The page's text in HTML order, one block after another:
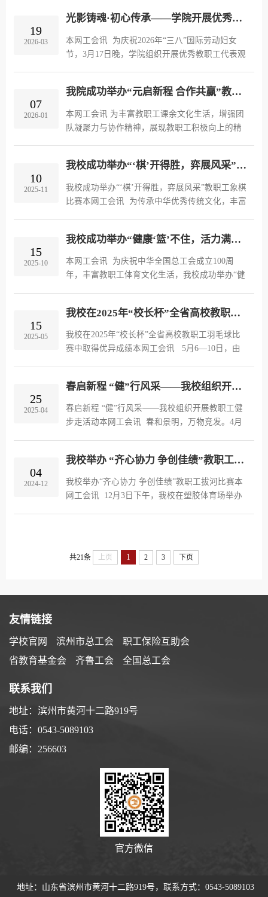
长坤及全院300余名教职工踊...
19
2026-03
光影铸魂·初心传承——学院开展优秀教职工观影活动
本网工会讯 为庆祝2026年“三八”国际劳动妇女
节，3月17日晚，学院组织开展优秀教职工代表观
节日关怀中凝聚奋进力量。《...
07
2026-01
我院成功举办“元启新程 合作共赢”教职工拔河比赛
本网工会讯 为丰富教职工课余文化生活，增强团
队凝聚力与协作精神，展现教职工积极向上的精
赛吸引了来自各二级工会的3...
10
2025-11
我校成功举办“‘棋’开得胜，弈展风采”教职工象棋比赛
我校成功举办“‘棋’开得胜，弈展风采”教职工象棋
比赛本网工会讯 为传承中华优秀传统文化，丰富
踊跃报名参赛，...
15
2025-10
我校成功举办“健康‘篮’不住，活力满校园”男教职工篮球比赛
本网工会讯 为庆祝中华全国总工会成立100周
年，丰富教职工体育文化生活，我校成功举办“健
场激情四溢、热力四射的篮...
15
2025-05
我校在2025年“校长杯”全省高校教职工羽毛球比赛中取得优异成绩
我校在2025年“校长杯”全省高校教职工羽毛球比
赛中取得优异成绩本网工会讯 5月6—10日，由
长杯”全省高校教职工羽...
25
2025-04
春启新程 “健”行风采——我校组织开展教职工健步走活动
春启新程 “健”行风采——我校组织开展教职工健
步走活动本网工会讯 春和景明，万物竞发。4月
究院院长胡洪涛，党...
04
2024-12
我校举办 “齐心协力 争创佳绩”教职工拔河比赛
我校举办“齐心协力 争创佳绩”教职工拔河比赛本
网工会讯 12月3日下午，我校在塑胶体育场举办
共21条 上页 1 2 3 下页
友情链接
学校官网 滨州市总工会
职工保险互助会
省教育基金会
齐鲁工会 全国总工会
联系我们
地址：滨州市黄河十二路919号
电话：0543-5089103
邮编：256603
官方微信
地址：山东省滨州市黄河十二路919号，联系方式：0543-5089103